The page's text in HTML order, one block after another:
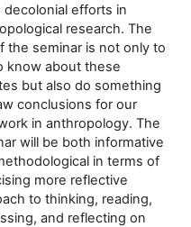
decolonial efforts in
research. The
the seminar is not only to
know about these
but also do something
conclusions for our
in anthropology. The
will be both informative
in terms of
more reflective
to thinking, reading,
and reflecting on